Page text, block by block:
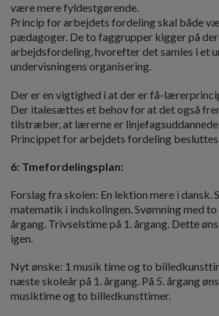
være mere fyldestgørende.
Princip for arbejdets fordeling skal både
pædagoger. De to faggrupper kigger på
arbejdsfordeling, hvorefter det samles i et
undervisningens organisering.
Der er en vigtighed i at der er få-
Der italesættes et behov for at det også
tilstræber, at lærerne er linjefagsuddannede.
Princippet for arbejdets fordeling besluttes.
6: Tmefordelingsplan:
Forslag fra skolen: En lektion mere i dansk.
matematik i indskolingen. Svømning med
årgang. Trivselstime på 1. årgang. Dette
igen.
Nyt ønske: 1 musik time og to
næste skoleår på 1. årgang. På 5. årgang
musiktime og to billedkunsttimer.